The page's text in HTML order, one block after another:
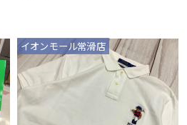
イオンモール常滑店